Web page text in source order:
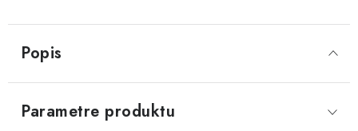
Popis
Parametre produktu